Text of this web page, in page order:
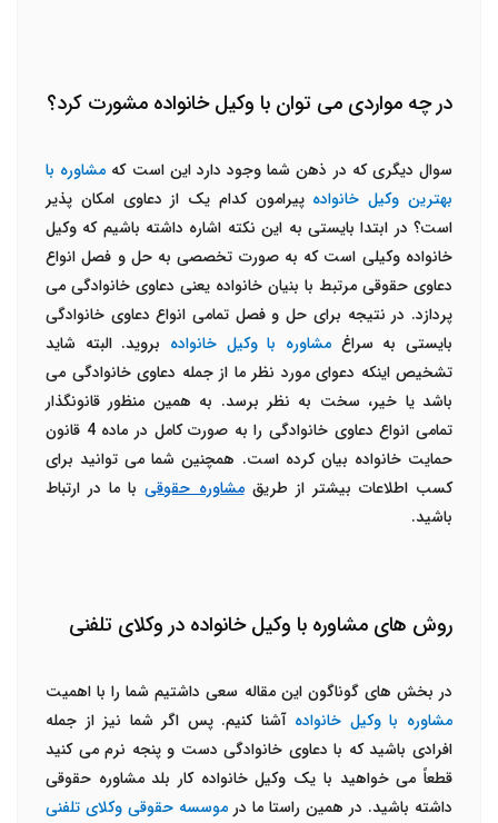
در چه مواردی می توان با وکیل خانواده مشورت کرد؟
سوال دیگری که در ذهن شما وجود دارد این است که مشاوره با
بهترین وکیل خانواده پیرامون کدام یک از دعاوی امکان پذیر
است؟ در ابتدا بایستی به این نکته اشاره داشته باشیم که وکیل
خانواده وکیلی است که به صورت تخصصی به حل و فصل انواع
دعاوی حقوقی مرتبط با بنیان خانواده یعنی دعاوی خانوادگی می
پردازد. در نتیجه برای حل و فصل تمامی انواع دعاوی خانوادگی
بایستی به سراغ مشاوره با وکیل خانواده بروید. البته شاید
تشخیص اینکه دعوای مورد نظر ما از جمله دعاوی خانوادگی می
باشد یا خیر، سخت به نظر برسد. به همین منظور قانونگذار
تمامی انواع دعاوی خانوادگی را به صورت کامل در ماده 4 قانون
حمایت خانواده بیان کرده است. همچنین شما می توانید برای
کسب اطلاعات بیشتر از طریقمشاوره حقوقیبا ما در ارتباط
باشید.
روش های مشاوره با وکیل خانواده در وکلای تلفنی
در بخش های گوناگون این مقاله سعی داشتیم شما را با اهمیت
مشاوره با وکیل خانواده آشنا کنیم. پس اگر شما نیز از جمله
افرادی باشید که با دعاوی خانوادگی دست و پنجه نرم می کنید
قطعاً می خواهید با یک وکیل خانواده کار بلد مشاوره حقوقی
داشته باشید. در همین راستا ما در موسسه حقوقی وکلای تلفنی